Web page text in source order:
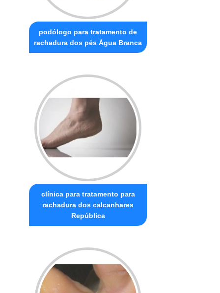
podólogo para tratamento de
rachadura dos pés Água Branca
clínica para tratamento para
rachadura dos calcanhares
República